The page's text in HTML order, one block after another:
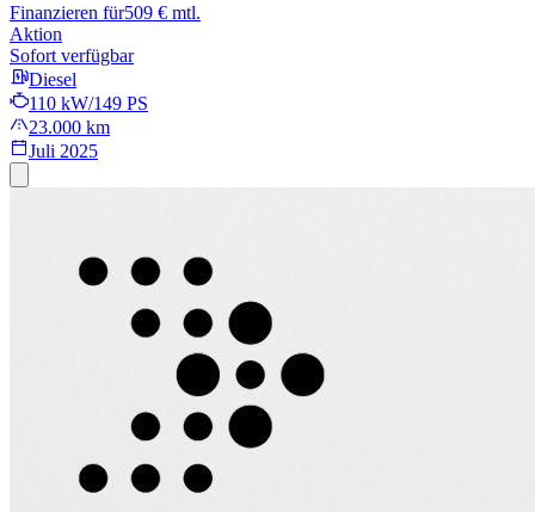
Finanzieren für509 € mtl.
Aktion
Sofort verfügbar
Diesel
110 kW/149 PS
23.000 km
Juli 2025